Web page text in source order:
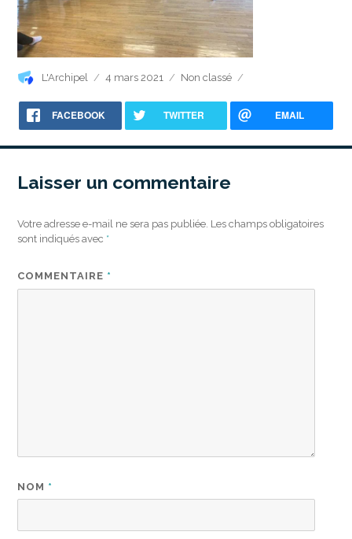
Auteur
L'Archipel
Publié
4 mars 2021 Catégories
Non classé
FACEBOOK TWITTER EMAIL
Laisser un commentaire
Votre adresse e-mail ne sera pas publiée. Les champs obligatoires
sont indiqués avec *
COMMENTAIRE *
NOM *